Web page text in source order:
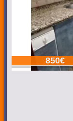
850€